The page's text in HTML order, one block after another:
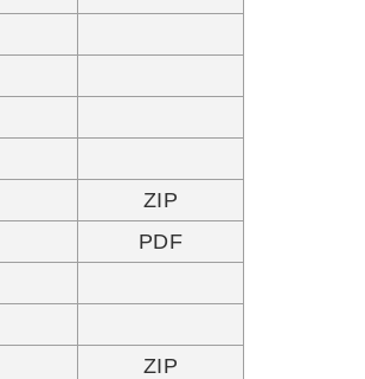
ZIP
PDF
ZIP